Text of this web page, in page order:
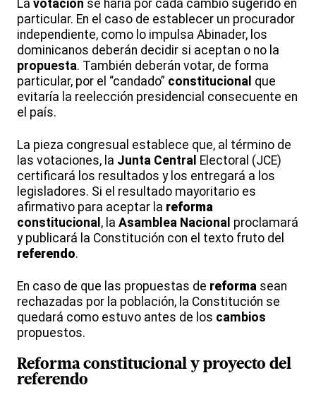
La votación se haría por cada cambio sugerido en
particular. En el caso de establecer un procurador
independiente, como lo impulsa Abinader, los
dominicanos deberán decidir si aceptan o no la
propuesta. También deberán votar, de forma
particular, por el “candado” constitucional que
evitaría la reelección presidencial consecuente en
el país.
La pieza congresual establece que, al término de
las votaciones, la Junta Central Electoral (JCE)
certificará los resultados y los entregará a los
legisladores. Si el resultado mayoritario es
afirmativo para aceptar la reforma
constitucional , la Asamblea Nacional proclamará
y publicará la Constitución con el texto fruto del
referendo.
En caso de que las propuestas de reforma sean
rechazadas por la población, la Constitución se
quedará como estuvo antes de los cambios
propuestos.
Reformaconstitucional y proyecto del
referendo